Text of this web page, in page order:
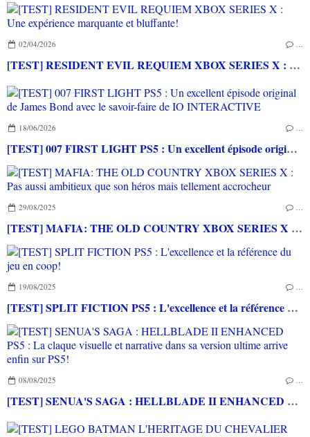
02/04/2026 …
[TEST] RESIDENT EVIL REQUIEM XBOX SERIES X : Une expérience marquante et bluffante!
18/06/2026 …
[TEST] 007 FIRST LIGHT PS5 : Un excellent épisode original de James Bond avec le savoir-faire de IO INTERACTIVE
29/08/2025 …
[TEST] MAFIA: THE OLD COUNTRY XBOX SERIES X : Pas aussi ambitieux que son héros mais tellement accrocheur
19/08/2025 …
[TEST] SPLIT FICTION PS5 : L'excellence et la référence du jeu en coop!
08/08/2025 …
[TEST] SENUA'S SAGA : HELLBLADE II ENHANCED PS5 : La claque visuelle et narrative dans sa version ultime arrive enfin sur PS5!